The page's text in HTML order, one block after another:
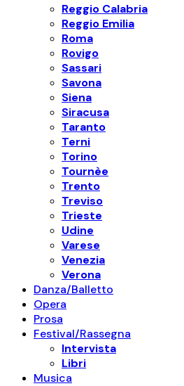
Reggio Calabria
Reggio Emilia
Roma
Rovigo
Sassari
Savona
Siena
Siracusa
Taranto
Terni
Torino
Tournèe
Trento
Treviso
Trieste
Udine
Varese
Venezia
Verona
Danza/Balletto
Opera
Prosa
Festival/Rassegna
Intervista
Libri
Musica